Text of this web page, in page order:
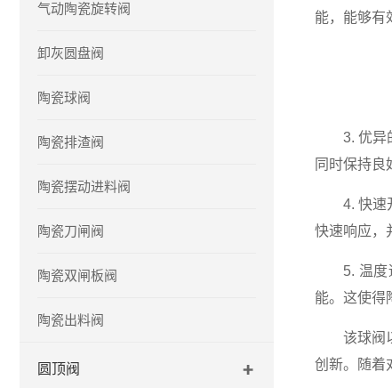
气动陶瓷旋转阀
卸灰圆盘阀
陶瓷球阀
陶瓷排渣阀
陶瓷摆动进料阀
陶瓷刀闸阀
陶瓷双闸板阀
陶瓷出料阀
圆顶阀
能，能够有
3. 优异的
同时保持良
4. 快速开
快速响应，
5. 温度适
能。这使得
该球阀以
创新。随着